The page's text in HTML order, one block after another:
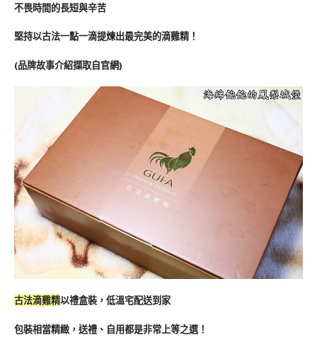
不畏時間的長短與辛苦
堅持以古法一點一滴提煉出最完美的滴雞精！
(品牌故事介紹擷取自官網)
古法滴雞精以禮盒裝，低溫宅配送到家
包裝相當精緻，送禮、自用都是非常上等之選！